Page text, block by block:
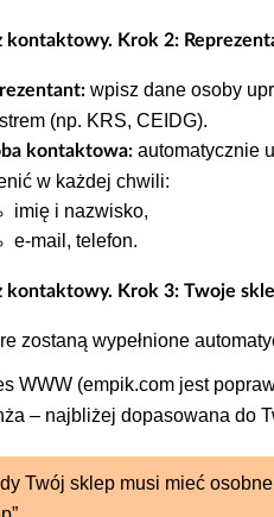
kontaktowy. Krok 2:
wpisz dane osoby
(np. KRS, CEIDG).
kontaktowa: automatycznie
w każdej chwili:
imię i nazwisko,
e-mail, telefon.
kontaktowy. Krok 3: Twoje
zostaną wypełnione
WWW (empik.com jest
– najbliżej dopasowana do
Twój sklep musi mieć